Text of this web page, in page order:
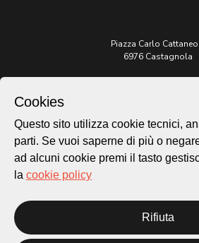
Piazza Carlo
6976 Castagnola
t. +41 58 866 68 50
Sito istituzionale:
Privacy Policy
Credits
Cookies
Questo sito utilizza cookie tecnici,
parti. Se vuoi saperne di più o
ad alcuni cookie premi il tasto
la cookie policy
Rifiuta